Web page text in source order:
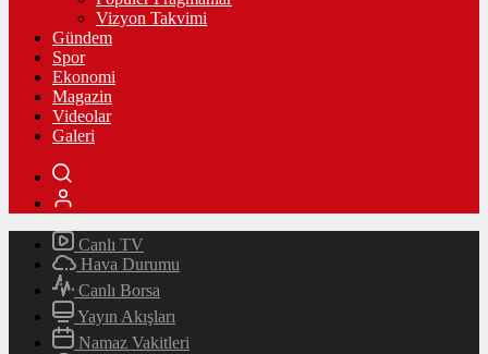
Vizyon Takvimi
Gündem
Spor
Ekonomi
Magazin
Videolar
Galeri
Canlı TV
Hava Durumu
Canlı Borsa
Yayın Akışları
Namaz Vakitleri